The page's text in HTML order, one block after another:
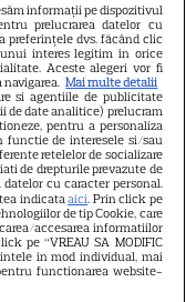
informații pe dispozitivul
prelucrarea datelor cu
preferințele dvs. făcând clic
interes legitim în orice
Aceste alegeri vor fi
Mai multe detalii
si agentiile de publicitate
de date analitice) prelucram
pentru a personaliza
de interesele si/sau
retelelor de socializare
de drepturile prevazute de
datelor cu caracter personal.
indicataaici. Prin click pe
de tip Cookie, care
accesarea informatiilor
pe “VREAU SA MODIFIC
in mod individual, mai
functionarea website-